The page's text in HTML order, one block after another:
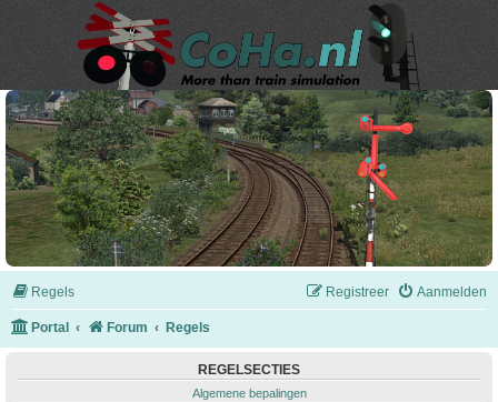
Regels Aanmelden
Registreer
Portal Forum Regels
REGELSECTIES
Algemene bepalingen